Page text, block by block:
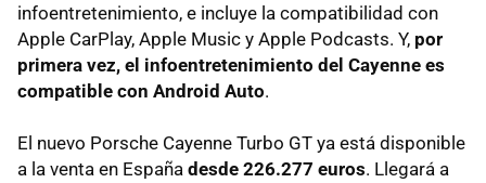
infoentretenimiento, e incluye la compatibilidad con
Apple CarPlay, Apple Music y Apple Podcasts. Y, por
primera vez, el infoentretenimiento del Cayenne es
compatible con Android Auto.
El nuevo Porsche Cayenne Turbo GT ya está disponible
a la venta en España desde 226.277 euros. Llegará a